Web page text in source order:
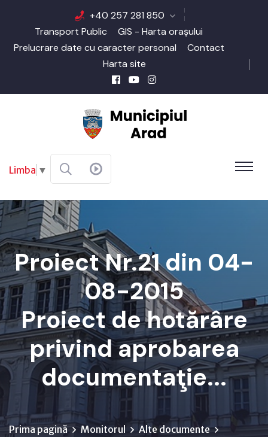
+40 257 281 850
Transport Public
GIS - Harta orașului
Prelucrare date cu caracter personal
Contact
Harta site
Limba ▼
Proiect Nr.21 din 04-
08-2015
Proiect de hotărâre
privind aprobarea
documentaţie...
Prima pagină Monitorul
Alte documente